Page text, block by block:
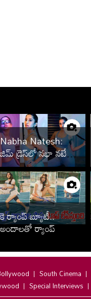
Nabha Natesh:
జిమ్ డ్రెస్‌లో నభా నటేష్
హాట్ హాట్‌గా.. పిక్స్
వైరల్!
కె ర్యాంప్ బ్యూటీ..
అందాలతో ర్యాంప్
South Cinema
Special Interviews